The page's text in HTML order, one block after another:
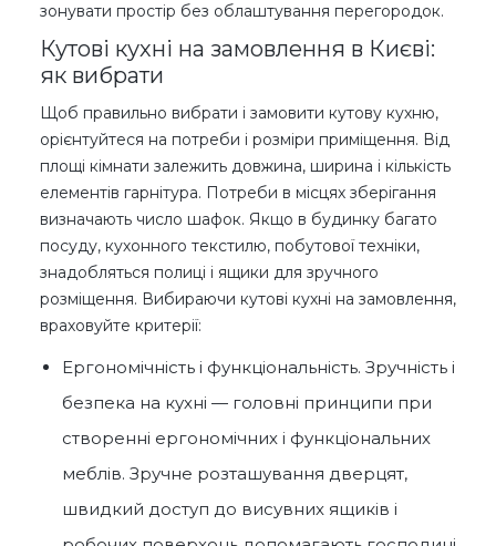
зонувати простір без облаштування перегородок.
Кутові кухні на замовлення в Києві:
як вибрати
Щоб правильно вибрати і замовити кутову кухню,
орієнтуйтеся на потреби і розміри приміщення. Від
площі кімнати залежить довжина, ширина і кількість
елементів гарнітура. Потреби в місцях зберігання
визначають число шафок. Якщо в будинку багато
посуду, кухонного текстилю, побутової техніки,
знадобляться полиці і ящики для зручного
розміщення. Вибираючи кутові кухні на замовлення,
враховуйте критерії:
Ергономічність і функціональність. Зручність і
безпека на кухні — головні принципи при
створенні ергономічних і функціональних
меблів. Зручне розташування дверцят,
швидкий доступ до висувних ящиків і